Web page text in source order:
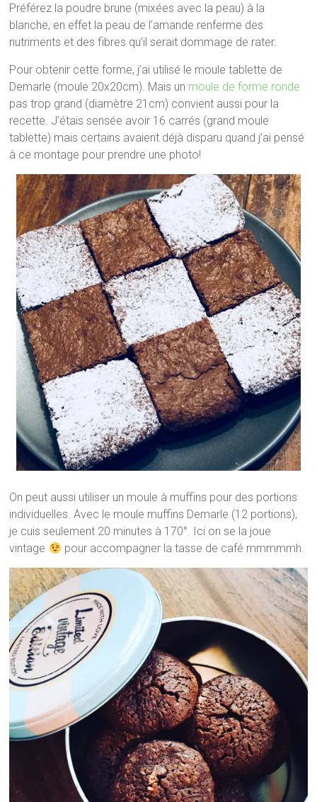
Préférez la poudre brune (mixées avec la peau) à la
blanche, en effet la peau de l’amande renferme des
nutriments et des fibres qu’il serait dommage de rater.
Pour obtenir cette forme, j’ai utilisé le moule tablette de
Demarle (moule 20x20cm). Mais un moule de forme ronde
pas trop grand (diamètre 21cm) convient aussi pour la
recette. J’étais sensée avoir 16 carrés (grand moule
tablette) mais certains avaient déjà disparu quand j’ai pensé
à ce montage pour prendre une photo!
On peut aussi utiliser un moule à muffins pour des portions
individuelles. Avec le moule muffins Demarle (12 portions),
je cuis seulement 20 minutes à 170°. Ici on se la joue
vintage
pour accompagner la tasse de café mmmmmh.